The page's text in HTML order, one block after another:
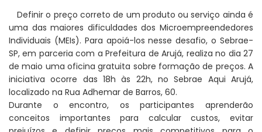
Definir o preço correto de um produto ou serviço ainda é
uma das maiores dificuldades dos Microempreendedores
Individuais (MEIs). Para apoiá-los nesse desafio, o Sebrae-
SP, em parceria com a Prefeitura de Arujá, realiza no dia 27
de maio uma oficina gratuita sobre formação de preços. A
iniciativa ocorre das 18h às 22h, no Sebrae Aqui Arujá,
localizado na Rua Adhemar de Barros, 60.
Durante o encontro, os participantes aprenderão
conceitos importantes para calcular custos, evitar